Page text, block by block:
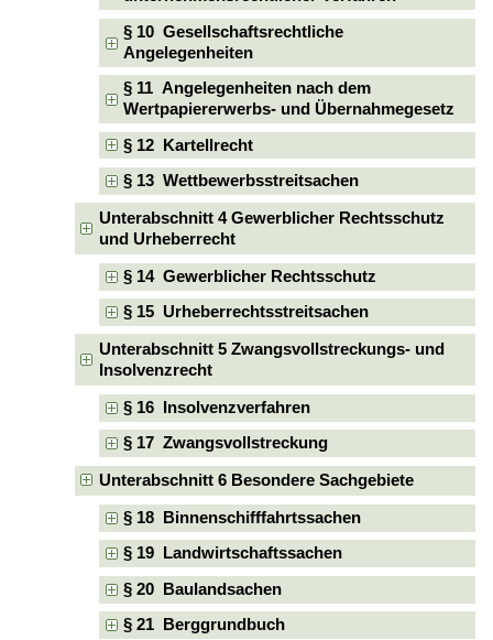
§ 10 Gesellschaftsrechtliche
Angelegenheiten
§ 11 Angelegenheiten nach dem
Wertpapiererwerbs- und Übernahmegesetz
§ 12 Kartellrecht
§ 13 Wettbewerbsstreitsachen
Unterabschnitt 4 Gewerblicher Rechtsschutz
und Urheberrecht
§ 14 Gewerblicher Rechtsschutz
§ 15 Urheberrechtsstreitsachen
Unterabschnitt 5 Zwangsvollstreckungs- und
Insolvenzrecht
§ 16 Insolvenzverfahren
§ 17 Zwangsvollstreckung
Unterabschnitt 6 Besondere Sachgebiete
§ 18 Binnenschifffahrtssachen
§ 19 Landwirtschaftssachen
§ 20 Baulandsachen
§ 21 Berggrundbuch